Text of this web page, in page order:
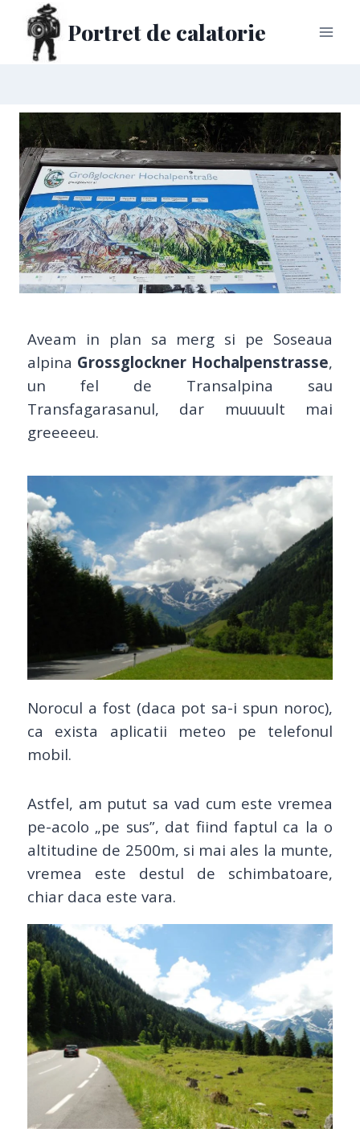
Portret de calatorie
Aveam in plan sa merg si pe Soseaua
alpina Grossglockner Hochalpenstrasse,
un fel de Transalpina sau
Transfagarasanul, dar muuuult mai
greeeeeu.
Norocul a fost (daca pot sa-i spun noroc),
ca exista aplicatii meteo pe telefonul
mobil.
Astfel, am putut sa vad cum este vremea
pe-acolo „pe sus”, dat fiind faptul ca la o
altitudine de 2500m, si mai ales la munte,
vremea este destul de schimbatoare,
chiar daca este vara.